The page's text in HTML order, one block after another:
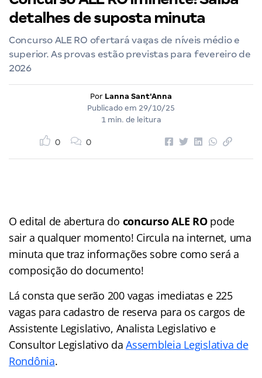
detalhes de suposta minuta
Concurso ALE RO ofertará vagas de níveis médio e
superior. As provas estão previstas para fevereiro de
2026
Por Lanna Sant'Anna
Publicado em 29/10/25
1 min. de leitura
0 0
O edital de abertura do concurso ALE ROpode
sair a qualquer momento! Circula na internet, uma
minuta que traz informações sobre como será a
composição do documento!
Lá consta que serão 200 vagas imediatas e 225
vagas para cadastro de reserva para os cargos de
Assistente Legislativo, Analista Legislativo e
Consultor Legislativo daAssembleia Legislativa de
Rondônia.